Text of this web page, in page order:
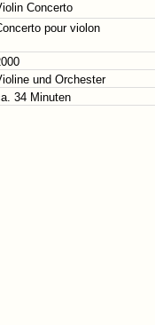
Concerto
pour violon
und Orchester
34 Minuten